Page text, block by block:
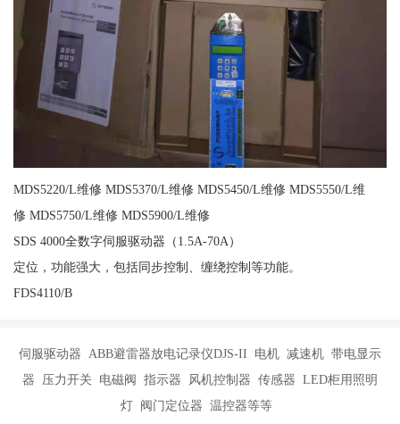
MDS5220/L维修 MDS5370/L维修 MDS5450/L维修 MDS5550/L维
修 MDS5750/L维修 MDS5900/L维修
SDS 4000全数字伺服驱动器（1.5A-70A）
定位，功能强大，包括同步控制、缠绕控制等功能。
FDS4110/B
伺服驱动器 ABB避雷器放电记录仪DJS-II 电机 减速机 带电显示
器 压力开关 电磁阀 指示器 风机控制器 传感器 LED柜用照明
灯 阀门定位器 温控器等等